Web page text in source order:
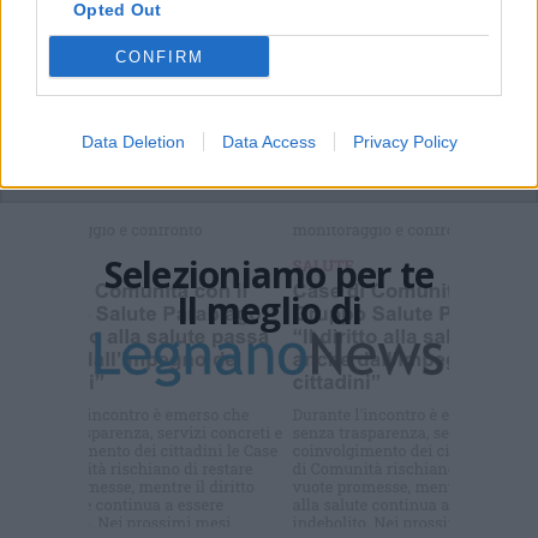
Opted Out
CONFIRM
Data Deletion Data Access Privacy Policy
vaccino anti covid
LEGGI GLI ALTRI ARTICOLI DI
Selezioniamo per te
Il meglio di